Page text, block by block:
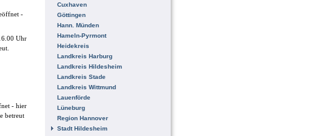
-
Uhr
- hier
betreut
Cuxhaven
Göttingen
Hann. Münden
Hameln-Pyrmont
Heidekreis
Landkreis Harburg
Landkreis Hildesheim
Landkreis Stade
Landkreis Wittmund
Lauenförde
Lüneburg
Region Hannover
Stadt Hildesheim